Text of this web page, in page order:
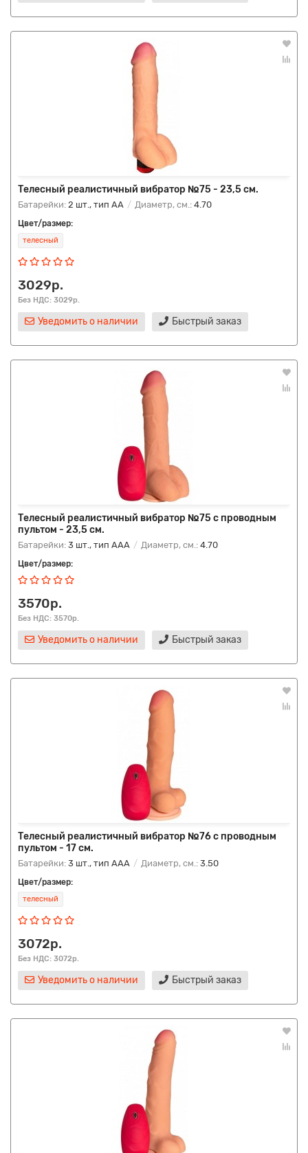
Телесный реалистичный вибратор №75 - 23,5 см.
Батарейки: 2 шт., тип AA Диаметр, см.: 4.70
Цвет/размер:
телесный
3029р.
Без НДС: 3029р.
Уведомить о наличии Быстрый заказ
Телесный реалистичный вибратор №75 с проводным
пультом - 23,5 см.
Батарейки: 3 шт., тип AAA Диаметр, см.: 4.70
Цвет/размер:
3570р.
Без НДС: 3570р.
Уведомить о наличии Быстрый заказ
Телесный реалистичный вибратор №76 с проводным
пультом - 17 см.
Батарейки: 3 шт., тип AAA Диаметр, см.: 3.50
Цвет/размер:
телесный
3072р.
Без НДС: 3072р.
Уведомить о наличии Быстрый заказ